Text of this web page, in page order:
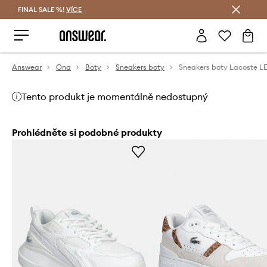
FINAL SALE %! VÍCE
Answear Ona Boty Sneakers boty Sneakers boty Lacoste
Tento produkt je momentálně nedostupný
Prohlédněte si podobné produkty